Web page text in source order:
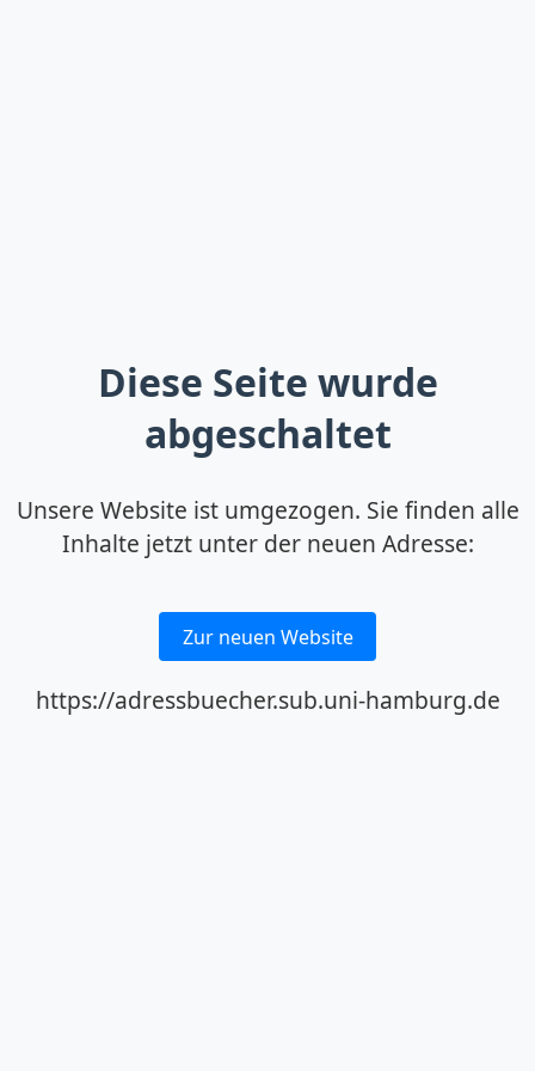
Diese Seite wurde
abgeschaltet
Unsere Website ist umgezogen. Sie finden alle
Inhalte jetzt unter der neuen Adresse:
Zur neuen Website
https://adressbuecher.sub.uni-hamburg.de